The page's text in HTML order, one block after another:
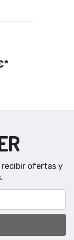
*
ofertas y